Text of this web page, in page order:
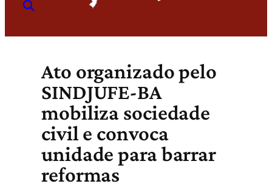
Ato organizado pelo
SINDJUFE-BA
mobiliza sociedade
civil e convoca
unidade para barrar
reformas